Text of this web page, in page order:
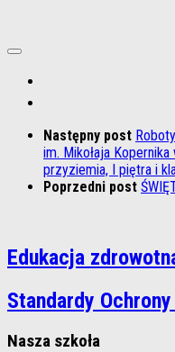
Następny post
im. Mikołaja
przyziemia, I piętra i
Poprzedni post
Edukacja
Standardy
Nasza szkoła